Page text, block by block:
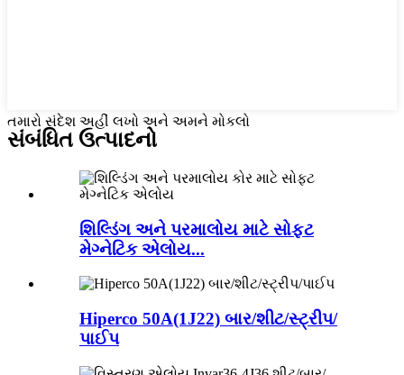
તમારો સંદેશ અહીં લખો અને અમને મોકલો
સંબંધિત ઉત્પાદનો
શિલ્ડિંગ અને પરમાલોય માટે સોફ્ટ
મેગ્નેટિક એલોય...
Hiperco 50A(1J22) બાર/શીટ/સ્ટ્રીપ/
પાઈપ